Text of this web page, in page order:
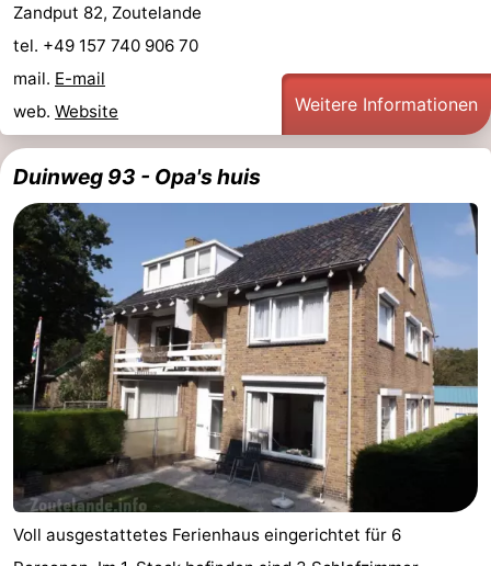
Zierikzee
-
Oosterschelde
Burgh
Haamstede
-
Natur
Kop
van
Schouwen
Walcheren
-
Veere
-
Natur
Oranjezon
-
Oostkapelle
-
Natur
Mantelingen
-
Domburg
Westkapelle
-
Natur
-
Zandput 82, Zoutelande
tel. +49 157 740 906 70
mail. E-mail
web. Website Weitere Informationen
Duinweg 93 - Opa's huis
Voll ausgestattetes Ferienhaus eingerichtet für 6